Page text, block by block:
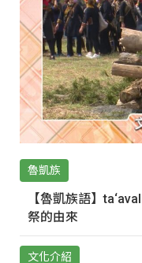
魯凱族
【魯凱族語】
祭的由來
文化介紹